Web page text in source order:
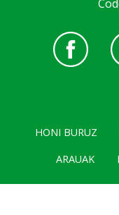
HONI BURUZ
ARAUAK